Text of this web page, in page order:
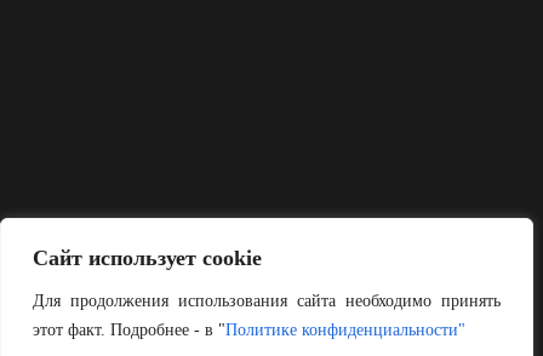
Сайт использует cookie
Для продолжения использования сайта необходимо принять
этот факт. Подробнее - в "Политике конфиденциальности"